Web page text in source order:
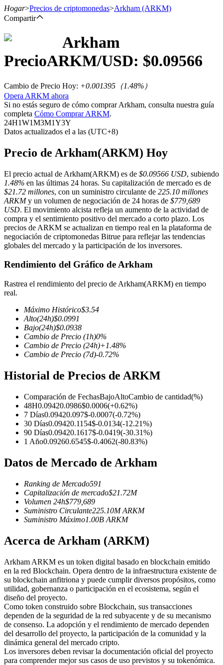
Futuros del USDT
Futuros COIN-M
Futuros de criptomonedas
TradFi
Derivados de acciones, divisas, metales preciosos y materias
primas
Futuros que utilizan USDC como garantía
Copiar Trading
Únete a los mejores traders
Hogar>Precios de criptomonedas>Arkham (ARKM)
Compartir
Arkham
PrecioARKM/USD: $0.09566
Cambio de Precio Hoy: +0.001395 （1.48%）
Opera ARKM ahora
Si no estás seguro de cómo comprar Arkham, consulta nuestra guía
completa Cómo Comprar ARKM.
24H1W1M3M1Y3Y
Datos actualizados el a las (UTC+8)
Precio de Arkham(ARKM) Hoy
El precio actual de Arkham(ARKM) es de $0.09566 USD, subiendo
1.48% en las últimas 24 horas. Su capitalización de mercado es de
$21.72 millones, con un suministro circulante de 225.10 millones
ARKMy un volumen de negociación de 24 horas de $779,689
USD. El movimiento alcista refleja un aumento de la actividad de
compra y el sentimiento positivo del mercado a corto plazo. Los
precios de ARKM se actualizan en tiempo real en la plataforma de
negociación de criptomonedas Bitrue para reflejar las tendencias
globales del mercado y la participación de los inversores.
Rendimiento del Gráfico de Arkham
Rastrea el rendimiento del precio de Arkham(ARKM) en tiempo
real.
Máximo Histórico$3.54
Alto(24h)$0.0991
Bajo(24h)$0.0938
Cambio de Precio (1h)0%
Cambio de Precio (24h)+1.48%
Cambio de Precio (7d)-0.72%
Historial de Precios de ARKM
Comparación de FechasBajoAltoCambio de cantidad(%)
48H0.09420.0986$0.0006(+0.62%)
7 Días0.09420.097$-0.0007(-0.72%)
30 Días0.09420.1154$-0.0134(-12.21%)
90 Días0.09420.1617$-0.0419(-30.31%)
1 Año0.09260.6545$-0.4062(-80.83%)
Datos de Mercado de Arkham
Ranking de Mercado591
Capitalización de mercado$21.72M
Volumen 24h$779,689
Suministro Circulante225.10M ARKM
Suministro Máximo1.00B ARKM
Acerca de Arkham (ARKM)
Arkham ARKM es un token digital basado en blockchain emitido
en la red Blockchain. Opera dentro de la infraestructura existente de
su blockchain anfitriona y puede cumplir diversos propósitos, como
utilidad, gobernanza o participación en el ecosistema, según el
diseño del proyecto.
Como token construido sobre Blockchain, sus transacciones
dependen de la seguridad de la red subyacente y de su mecanismo
de consenso. La adopción y el rendimiento de mercado dependen
del desarrollo del proyecto, la participación de la comunidad y la
dinámica general del mercado cripto.
Los inversores deben revisar la documentación oficial del proyecto
para comprender mejor sus casos de uso previstos y su tokenómica.